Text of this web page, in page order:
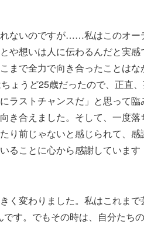
ないのですが……私はこのオー
や想いは人に伝わるんだと実感
まで全力で向き合ったことはな
ょうど25歳だったので、正直
ラストチャンスだ」と思って臨
き合えました。そして、一度落
り前じゃないと感じられて、感
ることに心から感謝しています
く変わりました。私はこれまで
す。でもその時は、自分たち